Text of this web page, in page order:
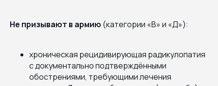
Не призывают в армию (категории «В» и «Д»):
хроническая рецидивирующая радикулопатия
с документально подтверждёнными
обострениями, требующими лечения